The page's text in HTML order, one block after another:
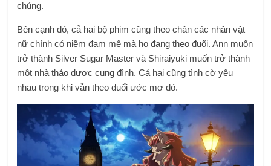
chúng.
Bên cạnh đó, cả hai bộ phim cũng theo chân các nhân vật
nữ chính có niềm đam mê mà họ đang theo đuổi. Ann muốn
trở thành Silver Sugar Master và Shiraiyuki muốn trở thành
một nhà thảo dược cung đình. Cả hai cũng tình cờ yêu
nhau trong khi vẫn theo đuổi ước mơ đó.